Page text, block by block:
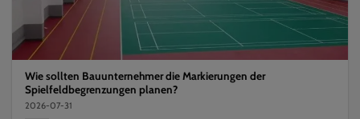
Wie sollten Bauunternehmer die Markierungen der
Spielfeldbegrenzungen planen?
2026-07-31